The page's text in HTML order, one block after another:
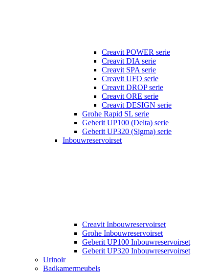
Creavit POWER serie
Creavit DIA serie
Creavit SPA serie
Creavit UFO serie
Creavit DROP serie
Creavit ORE serie
Creavit DESIGN serie
Grohe Rapid SL serie
Geberit UP100 (Delta) serie
Geberit UP320 (Sigma) serie
Inbouwreservoirset
Creavit Inbouwreservoirset
Grohe Inbouwreservoirset
Geberit UP100 Inbouwreservoirset
Geberit UP320 Inbouwreservoirset
Urinoir
Badkamermeubels